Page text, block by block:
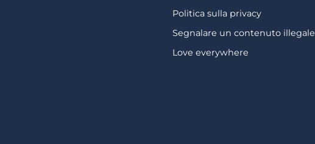
Politica sulla privacy
Segnalare un contenuto illegale
Love everywhere